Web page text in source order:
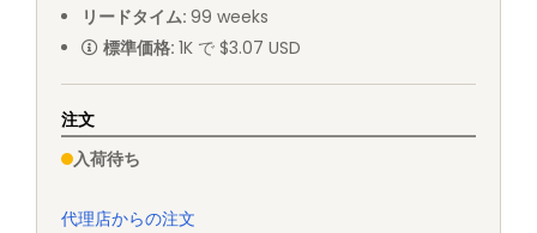
リードタイム: 99 weeks
標準価格: 1K で $3.07 USD
注文
入荷待ち
代理店からの注文